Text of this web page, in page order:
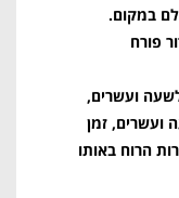
במקום.
פורח
בין 50 דקות לשעה ועשרים,
ועשרים, זמן
הרוח באותו